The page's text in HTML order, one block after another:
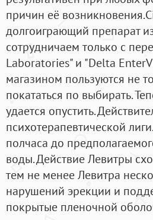
причин её
долгоиграющий препарат
сотрудничаем только с
Laboratories" и "Delta
магазином пользуются не
покататься по выбирать.
удается опустить.
психотерапевтической
полчаса до
воды. Действие Левитры
тем не менее Левитра
нарушений эрекции и
покрытые пленочной